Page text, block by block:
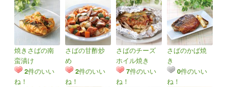
焼きさばの南
蛮漬け
2件のいい
ね！
さばの甘酢炒
め
2件のいい
ね！
さばのチーズ
ホイル焼き
7件のいい
ね！
さばのかば焼
き
0件のいい
ね！